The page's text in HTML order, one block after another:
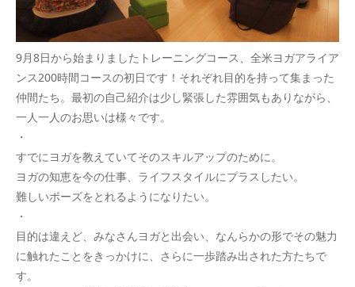
9月8日から始まりましたトレーニングコース、全米ヨガアライア
ンス200時間コースの初日です！それぞれ目的を持って集まった
仲間たち。最初の自己紹介は少し緊張した雰囲気もありながら、
一人一人のお思いは様々です。
・
すでにヨガを教えていてそのスキルアップのために。
ヨガの知恵を今の仕事、ライフスタイルにプラスしたい。
難しいポーズをとれるようになりたい。
・
目的は違えど、みなさんヨガと出会い、なんらかの形でその魅力
に触れたことをきっかけに、さらに一歩踏み出された方たちで
す。